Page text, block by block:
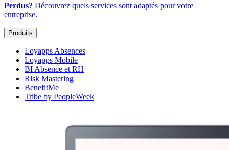
Perdus? Découvrez quels services sont adaptés pour votre
entreprise.
Produits
Loyapps Absences
Loyapps Mobile
BI Absence et RH
Risk Mastering
BenefitMe
Tribe by PeopleWeek